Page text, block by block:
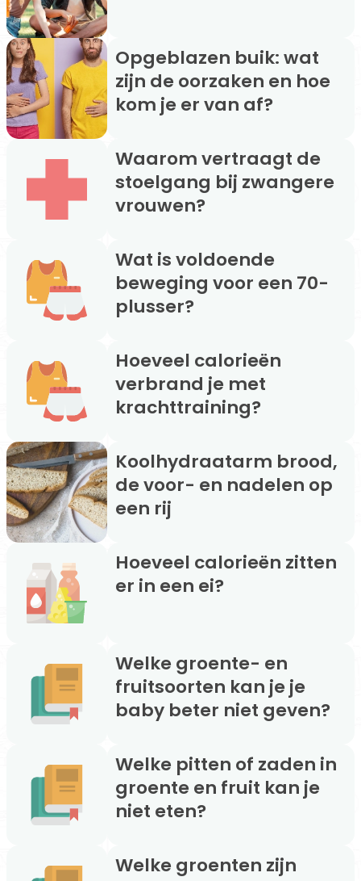
Opgeblazen buik: wat
zijn de oorzaken en hoe
kom je er van af?
Waarom vertraagt de
stoelgang bij zwangere
vrouwen?
Wat is voldoende
beweging voor een 70-
plusser?
Hoeveel calorieën
verbrand je met
krachttraining?
Koolhydraatarm brood,
de voor- en nadelen op
een rij
Hoeveel calorieën zitten
er in een ei?
Welke groente- en
fruitsoorten kan je je
baby beter niet geven?
Welke pitten of zaden in
groente en fruit kan je
niet eten?
Welke groenten zijn